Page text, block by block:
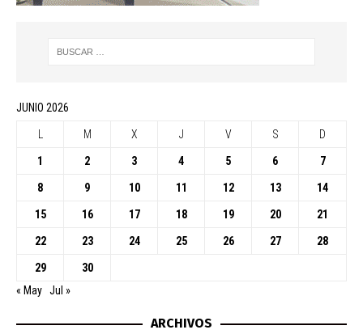
JUNIO 2026
M X J V S D
1 2 3 4 5 6 7
8 9 10 11 12 13 14
15 16 17 18 19 20 21
22 23 24 25 26 27 28
29
30
« May Jul »
ARCHIVOS